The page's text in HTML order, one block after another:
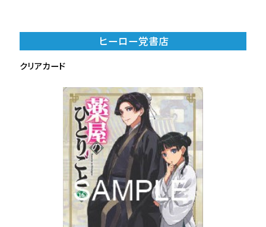
ヒーロー党書店
クリアカード